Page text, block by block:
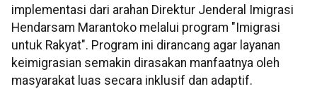
implementasi dari arahan Direktur Jenderal Imigrasi
Hendarsam Marantoko melalui program "Imigrasi
untuk Rakyat". Program ini dirancang agar layanan
keimigrasian semakin dirasakan manfaatnya oleh
masyarakat luas secara inklusif dan adaptif.